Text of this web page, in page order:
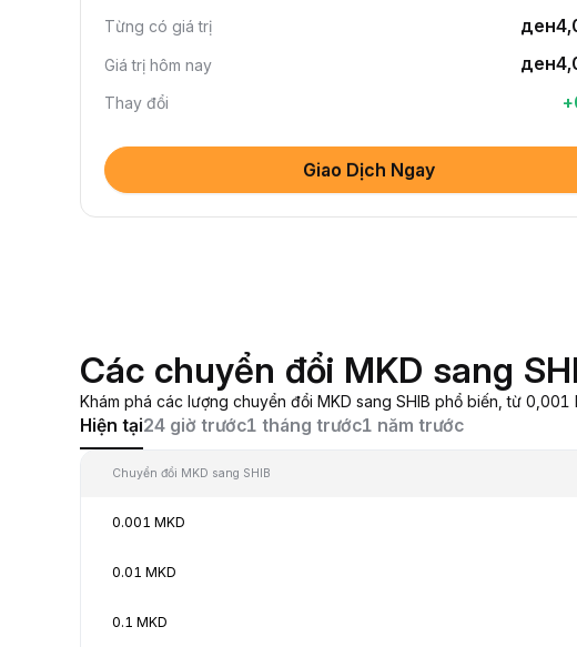
Từng có giá trị
Giá trị hôm nay
Thay đổi +
Giao Dịch Ngay
Các chuyển đổi MKD sang
Khám phá các lượng chuyển đổi MKD sang SHIB phổ biến, từ
Hiện tại24 giờ trước1 tháng trước1 năm trước
Chuyển đổi MKD sang SHIB
0.001 MKD
0.01 MKD
0.1 MKD